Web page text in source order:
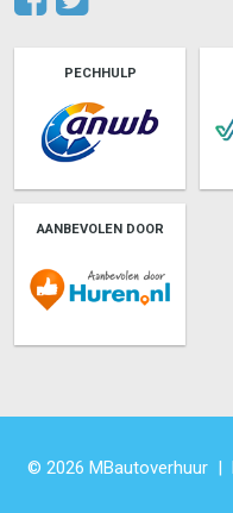
PECHHULP
AANBEVOLEN DOOR
© 2026 MBautoverhuur